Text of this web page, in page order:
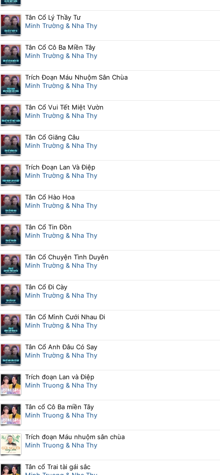
Tân Cổ Lý Thầy Tư
Minh Trường & Nha Thy
Tân Cổ Cô Ba Miền Tây
Minh Trường & Nha Thy
Trích Đoạn Máu Nhuộm Sân Chùa
Minh Trường & Nha Thy
Tân Cổ Vui Tết Miệt Vườn
Minh Trường & Nha Thy
Tân Cổ Giăng Câu
Minh Trường & Nha Thy
Trích Đoạn Lan Và Điệp
Minh Trường & Nha Thy
Tân Cổ Hào Hoa
Minh Trường & Nha Thy
Tân Cổ Tin Đồn
Minh Trường & Nha Thy
Tân Cổ Chuyện Tình Duyên
Minh Trường & Nha Thy
Tân Cổ Đi Cày
Minh Trường & Nha Thy
Tân Cổ Mình Cưới Nhau Đi
Minh Trường & Nha Thy
Tân Cổ Anh Đâu Có Say
Minh Trường & Nha Thy
Trích đoạn Lan và Điệp
Minh Truong & Nha Thy
Tân cổ Cô Ba miền Tây
Minh Truong & Nha Thy
Trích đoạn Máu nhuộm sân chùa
Minh Truong & Nha Thy
Tân cổ Trai tài gái sắc